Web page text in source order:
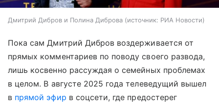
Дмитрий Дибров и Полина Диброва источник: РИА Новости
Пока сам Дмитрий Дибров воздерживается от
прямых комментариев по поводу своего развода,
лишь косвенно рассуждая о семейных проблемах
в целом. В августе 2025 года телеведущий вышел
в прямой эфир в соцсети, где предостерег